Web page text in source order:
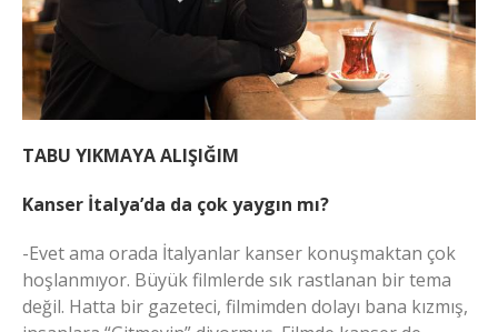
TABU YIKMAYA ALIŞIĞIM
Kanser İtalya’da da çok yaygın mı?
-Evet ama orada İtalyanlar kanser konuşmaktan çok
hoşlanmıyor. Büyük filmlerde sık rastlanan bir tema
değil. Hatta bir gazeteci, filmimden dolayı bana kızmış,